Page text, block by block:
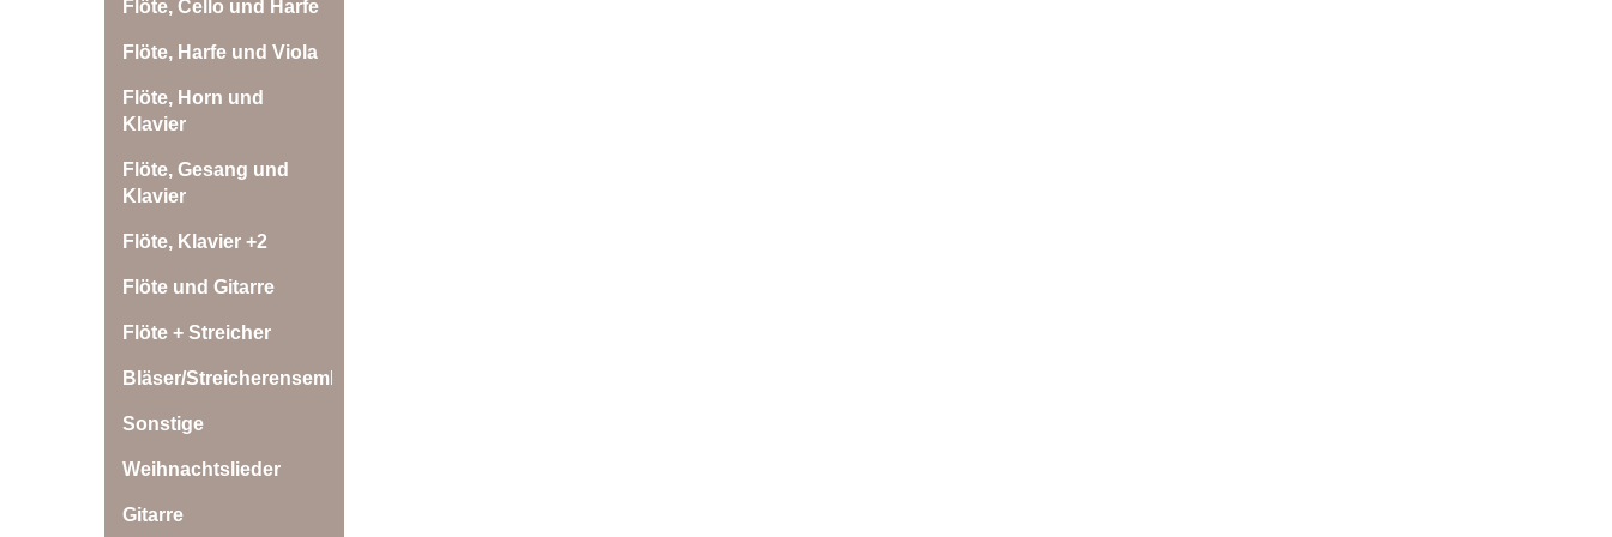
Flöte, Cello und Harfe
Flöte, Harfe und Viola
Flöte, Horn und
Klavier
Flöte, Gesang und
Klavier
Flöte, Klavier +2
Flöte und Gitarre
Flöte + Streicher
Bläser/Streicherensemble
Sonstige
Weihnachtslieder
Gitarre